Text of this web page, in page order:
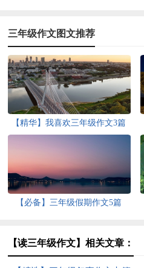
三年级作文图文推荐
【精华】我喜欢三年级作文3篇
【必备】三年级假期作文5篇
【读三年级作文】相关文章：